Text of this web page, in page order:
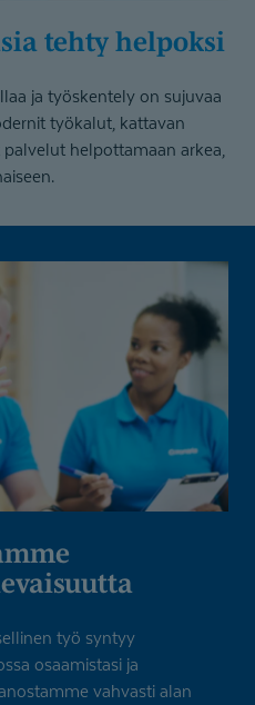
tehty helpoksi
ja työskentely on sujuvaa
työkalut, kattavan
helpottamaan arkea,
työ syntyy
osaamistasi ja
vahvasti alan